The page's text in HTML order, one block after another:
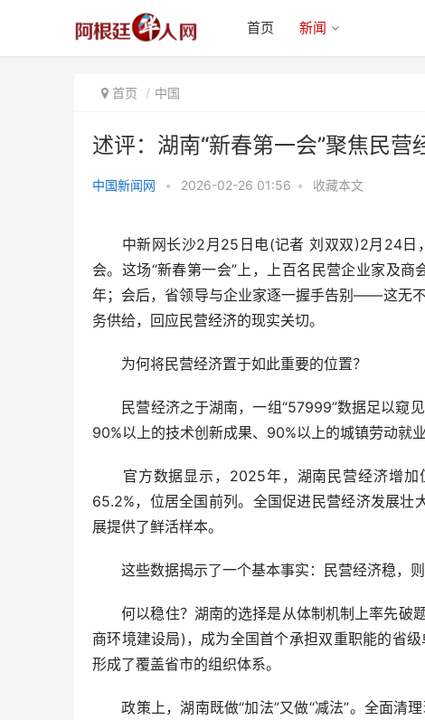
首页 新闻
首页 中国
述评：湖南“新春第一会”聚焦民营
中国新闻网 • 2026-02-26 01:56 • 收藏本文
中新网长沙2月25日电(记者 刘双双)2月24日
会。这场“新春第一会”上，上百名民营企业家及
年；会后，省领导与企业家逐一握手告别——这无
务供给，回应民营经济的现实关切。
为何将民营经济置于如此重要的位置？
民营经济之于湖南，一组“57999”数据足以窥见
90%以上的技术创新成果、90%以上的城镇劳动就
官方数据显示，2025年，湖南民营经济增加
65.2%，位居全国前列。全国促进民营经济发展
展提供了鲜活样本。
这些数据揭示了一个基本事实：民营经济稳，则
何以稳住？湖南的选择是从体制机制上率先破
商环境建设局)，成为全国首个承担双重职能的省
形成了覆盖省市的组织体系。
政策上，湖南既做“加法”又做“减法”。全面清
经济，用意何在？